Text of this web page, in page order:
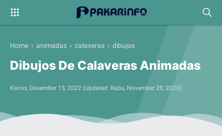
Home › animadas › calaveras › dibujos
Dibujos De Calaveras Animadas
Kamis, Desember 15, 2022 (Updated: Rabu, November 29, 2023)